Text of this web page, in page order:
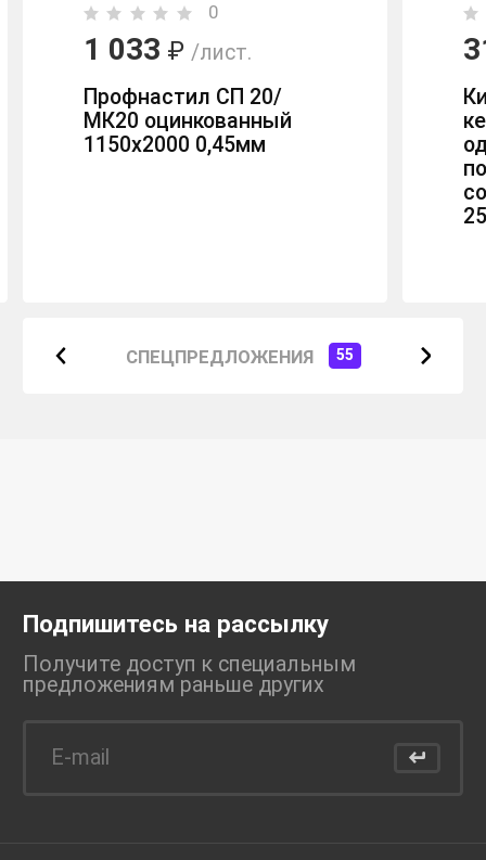
СПЕЦПРЕДЛОЖЕНИЯ 55
0
1 033 ₽ /лист.
Профнастил СП 20/
МК20 оцинкованный
1150х2000 0,45мм
Подпишитесь на рассылку
Получите доступ к специальным
предложениям раньше других